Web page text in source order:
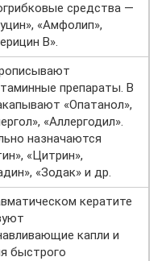
средства —
«Амфолип»,
В».
препараты. В
«Опатанол»,
«Аллергодил».
назначаются
«Цитрин»,
«Зодак» и др.
кератите
капли и
быстрого